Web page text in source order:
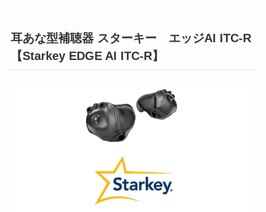
耳あな型補聴器 スターキー エッジAI ITC-R
【Starkey EDGE AI ITC-R】